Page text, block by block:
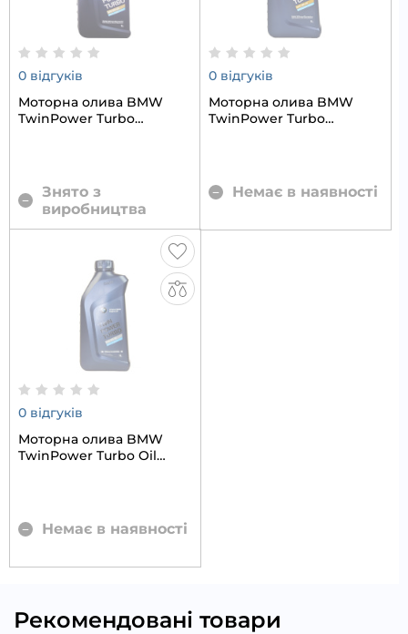
0 відгуків
Моторна олива BMW
TwinPower Turbo
Знято з
виробництва
0 відгуків
Моторна олива BMW
TwinPower Turbo
Немає в наявності
0 відгуків
Моторна олива BMW
TwinPower Turbo Oil
Немає в наявності
Рекомендовані товари